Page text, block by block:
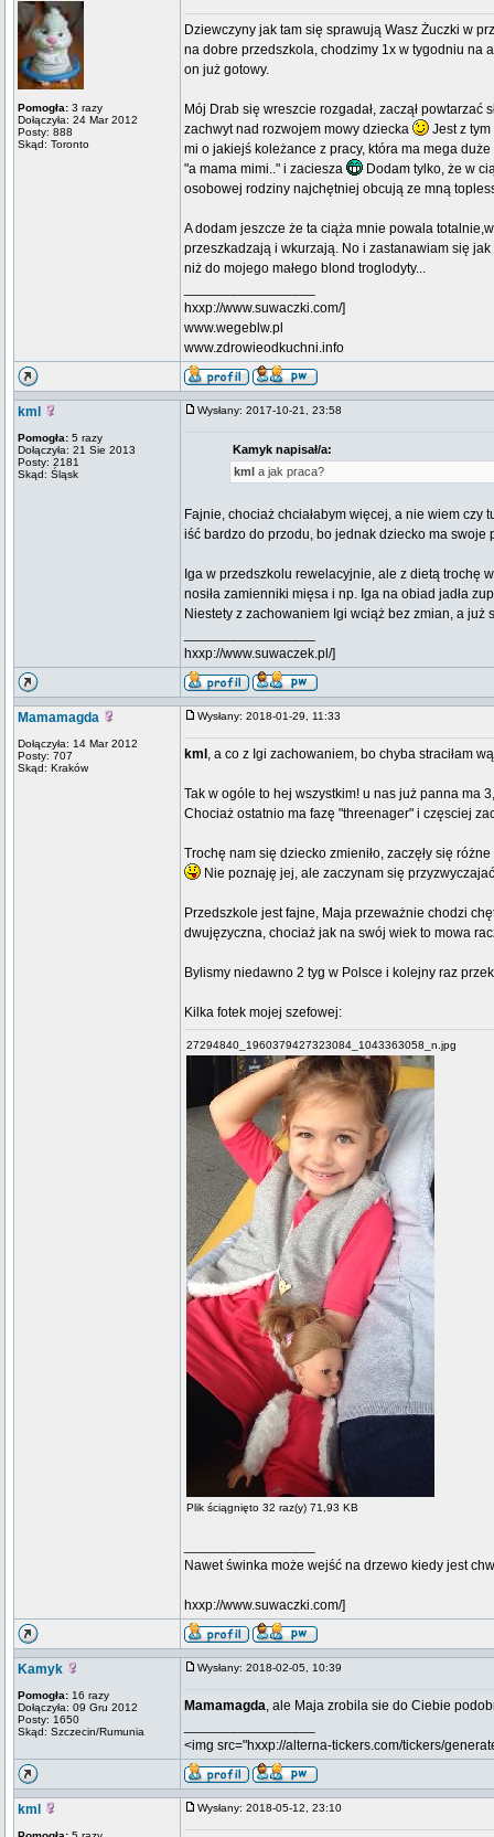
Pomogła: 3 razy
Dołączyła: 24 Mar 2012
Posty: 888
Skąd: Toronto
Dziewczyny jak tam się sprawują Wasz Żuczki w
na dobre przedszkola, chodzimy 1x w tygodniu na
on już gotowy.
Mój Drab się wreszcie rozgadał, zaczął
zachwyt nad rozwojem mowy dziecka
Jest z
mi o jakiejś koleżance z pracy, która ma mega
"a mama mimi.." i zaciesza
Dodam tylko, że w
osobowej rodziny najchętniej obcują ze mną
A dodam jeszcze że ta ciąża mnie powala
przeszkadzają i wkurzają. No i zastanawiam się
niż do mojego małego blond troglodyty...
hxxp://www.suwaczki.com/]
www.wegeblw.pl
www.zdrowieodkuchni.info
kml
Pomogła: 5 razy
Dołączyła: 21 Sie 2013
Posty: 2181
Skąd: Śląsk
Wysłany: 2017-10-21, 23:58
Kamyk napisał/a:
kml a jak praca?
Fajnie, chociaż chciałabym więcej, a nie wiem czy
iść bardzo do przodu, bo jednak dziecko ma
Iga w przedszkolu rewelacyjnie, ale z dietą trochę
nosiła zamienniki mięsa i np. Iga na obiad jadła
Niestety z zachowaniem Igi wciąż bez zmian, a już
hxxp://www.suwaczek.pl/]
Mamamagda
Dołączyła: 14 Mar 2012
Posty: 707
Skąd: Kraków
Wysłany: 2018-01-29, 11:33
kml , a co z Igi zachowaniem, bo chyba straciłam
Tak w ogóle to hej wszystkim! u nas już panna ma
Chociaż ostatnio ma fazę "threenager" i częsciej
Trochę nam się dziecko zmieniło, zaczęły się
Nie poznaję jej, ale zaczynam się
Przedszkole jest fajne, Maja przeważnie chodzi
dwujęzyczna, chociaż jak na swój wiek to mowa
Bylismy niedawno 2 tyg w Polsce i kolejny raz
Kilka fotek mojej szefowej:
27294840_1960379427323084_1043363058_n.jpg
Plik ściągnięto 32 raz(y) 71,93 KB
Nawet świnka może wejść na drzewo kiedy jest
hxxp://www.suwaczki.com/]
Kamyk
Pomogła: 16 razy
Dołączyła: 09 Gru 2012
Posty: 1650
Skąd: Szczecin/Rumunia
Wysłany: 2018-02-05, 10:39
Mamamagda, ale Maja zrobila sie do Ciebie
<img src="hxxp://alterna-tickers.com/tickers/
kml Wysłany: 2018-05-12, 23:10